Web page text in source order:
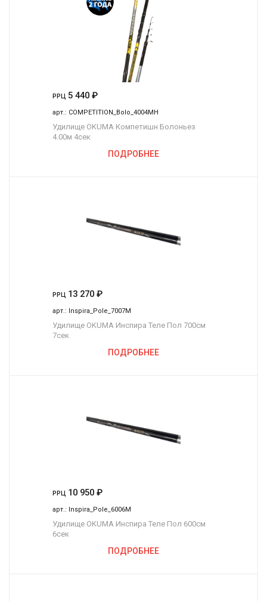
РРЦ 5 440 ₽
арт.: COMPETITION_Bolo_4004MH
Удилище OKUMA Компетишн Болоньез
4.00м 4сек
ПОДРОБНЕЕ
РРЦ 13 270 ₽
арт.: Inspira_Pole_7007M
Удилище OKUMA Инспира Теле Пол 700см
7сек
ПОДРОБНЕЕ
РРЦ 10 950 ₽
арт.: Inspira_Pole_6006M
Удилище OKUMA Инспира Теле Пол 600см
6сек
ПОДРОБНЕЕ